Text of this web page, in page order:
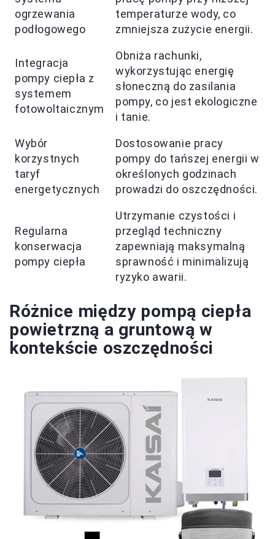
ogrzewania
podłogowego
temperaturze wody, co
zmniejsza zużycie energii.
Integracja
pompy ciepła z
systemem
fotowoltaicznym
Obniża rachunki,
wykorzystując energię
słoneczną do zasilania
pompy, co jest ekologiczne
i tanie.
Wybór
korzystnych
taryf
energetycznych
Dostosowanie pracy
pompy do tańszej energii w
określonych godzinach
prowadzi do oszczędności.
Regularna
konserwacja
pompy ciepła
Utrzymanie czystości i
przegląd techniczny
zapewniają maksymalną
sprawność i minimalizują
ryzyko awarii.
Różnice między pompą ciepła
powietrzną a gruntową w
kontekście oszczędności